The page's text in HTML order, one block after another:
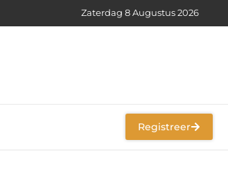
Zaterdag 8 Augustus 2026
Registreer